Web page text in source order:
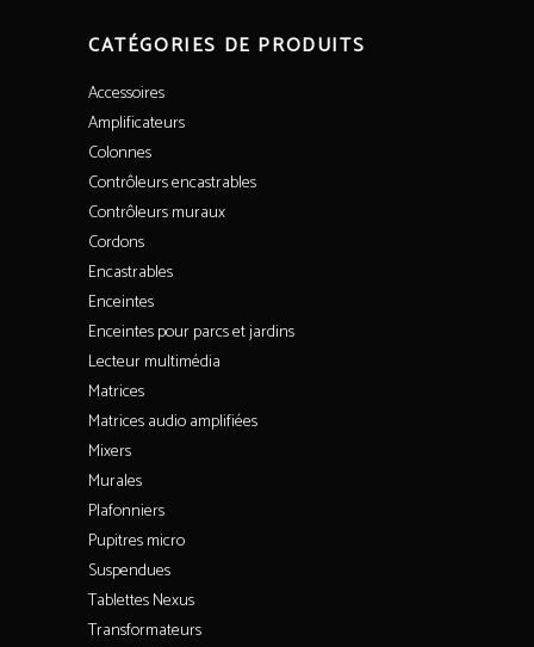
CATÉGORIES DE PRODUITS
Accessoires
Amplificateurs
Colonnes
Contrôleurs encastrables
Contrôleurs muraux
Cordons
Encastrables
Enceintes
Enceintes pour parcs et jardins
Lecteur multimédia
Matrices
Matrices audio amplifiées
Mixers
Murales
Plafonniers
Pupitres micro
Suspendues
Tablettes Nexus
Transformateurs